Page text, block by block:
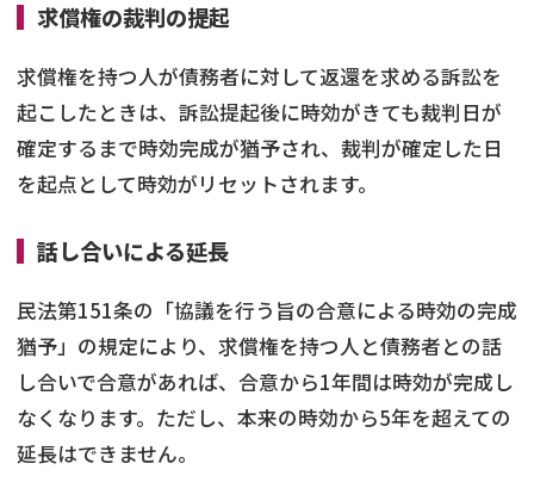
求償権の裁判の提起
求償権を持つ人が債務者に対して返還を求める訴訟を
起こしたときは、訴訟提起後に時効がきても裁判日が
確定するまで時効完成が猶予され、裁判が確定した日
を起点として時効がリセットされます。
話し合いによる延長
民法第151条の「協議を行う旨の合意による時効の完成
猶予」の規定により、求償権を持つ人と債務者との話
し合いで合意があれば、合意から1年間は時効が完成し
なくなります。ただし、本来の時効から5年を超えての
延長はできません。